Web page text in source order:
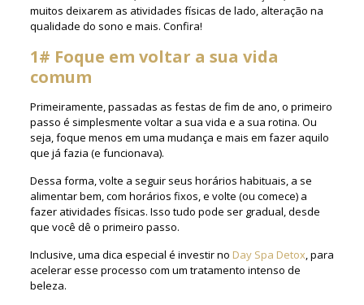
muitos deixarem as atividades físicas de lado, alteração na
qualidade do sono e mais. Confira!
1# Foque em voltar a sua vida
comum
Primeiramente, passadas as festas de fim de ano, o primeiro
passo é simplesmente voltar a sua vida e a sua rotina. Ou
seja, foque menos em uma mudança e mais em fazer aquilo
que já fazia (e funcionava).
Dessa forma, volte a seguir seus horários habituais, a se
alimentar bem, com horários fixos, e volte (ou comece) a
fazer atividades físicas. Isso tudo pode ser gradual, desde
que você dê o primeiro passo.
Inclusive, uma dica especial é investir no Day Spa Detox , para
acelerar esse processo com um tratamento intenso de
beleza.